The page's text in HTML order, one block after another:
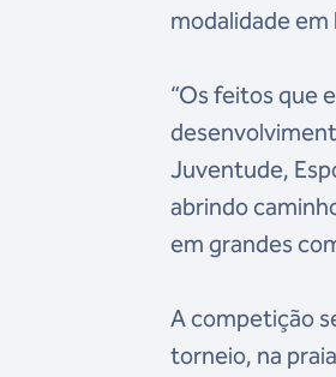
modalidade em
“Os feitos que
Juventude,
abrindo
em grandes
A competição
torneio, na